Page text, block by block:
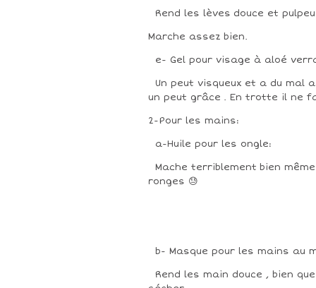
Rend les lèves douce et
Marche assez bien.
e- Gel pour visage à aloé
Un peut visqueux et a du mal
un peut grâce . En trotte il ne
2-Pour les mains:
a-Huile pour les ongle:
Mache terriblement bien
ronges 😓
b- Masque pour les mains au
Rend les main douce , bien